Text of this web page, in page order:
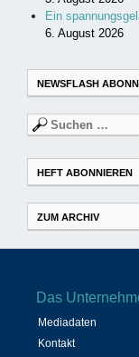
Ein
6. August 2026
NEWSFLASH
Suchen
nach:
HEFT ABONNIEREN
ZUM ARCHIV
Das
Mediadaten
Kontakt